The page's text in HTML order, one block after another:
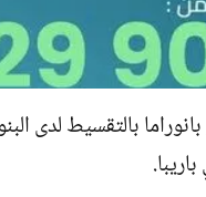
بالتقسيط لدى